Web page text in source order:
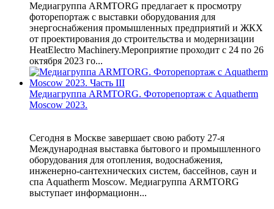
Медиагруппа ARMTORG предлагает к просмотру
фоторепортаж с выставки оборудования для
энергоснабжения промышленных предприятий и ЖКХ
от проектирования до строительства и модернизации
HeatElectro Machinery.Мероприятие проходит с 24 по 26
октября 2023 го...
Медиагруппа ARMTORG. Фоторепортаж с Aquatherm
Moscow 2023.
Сегодня в Москве завершает свою работу 27-я
Международная выставка бытового и промышленного
оборудования для отопления, водоснабжения,
инженерно-сантехнических систем, бассейнов, саун и
спа Aquatherm Moscow. Медиагруппа ARMTORG
выступает информационн...